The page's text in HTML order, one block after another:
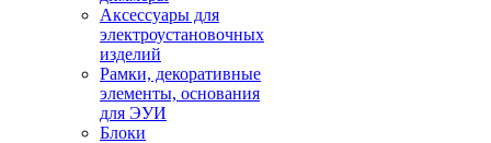
Аксессуары для
электроустановочных
изделий
Рамки, декоративные
элементы, основания
для ЭУИ
Блоки